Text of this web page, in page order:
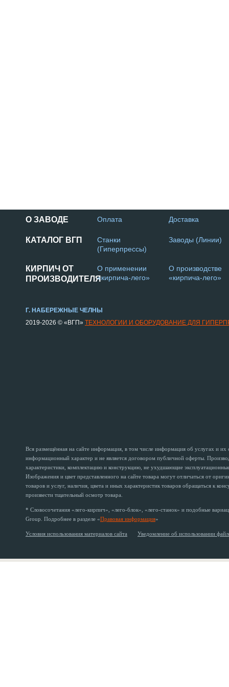
О ЗАВОДЕ Оплата Доставка
КАТАЛОГ ВГП
Станки
(Гиперпрессы)
Заводы (Линии)
КИРПИЧ ОТ
ПРОИЗВОДИТЕЛЯ
О применении
«кирпича-лего»
О производстве
«кирпича-лего»
Г. НАБЕРЕЖНЫЕ ЧЕЛНЫ
2019-2026 © «ВГП» ТЕХНОЛОГИИ И ОБОРУДОВАНИЕ ДЛЯ
Вся размещённая на сайте информация, в том числе информация об услугах и
информационный характер и не является договором публичной оферты.
характеристики, комплектацию и конструкцию, не ухудшающие
Изображения и цвет представленного на сайте товара могут отличаться от
товаров и услуг, наличия, цвета и иных характеристик товаров обращаться к
произвести тщательный осмотр товара.
* Словосочетания «лего-кирпич», «лего-блок», «лего-станок» и подобные
Group. Подробнее в разделе «Правовая информация»
Условия использования материалов сайта Уведомление об использовании